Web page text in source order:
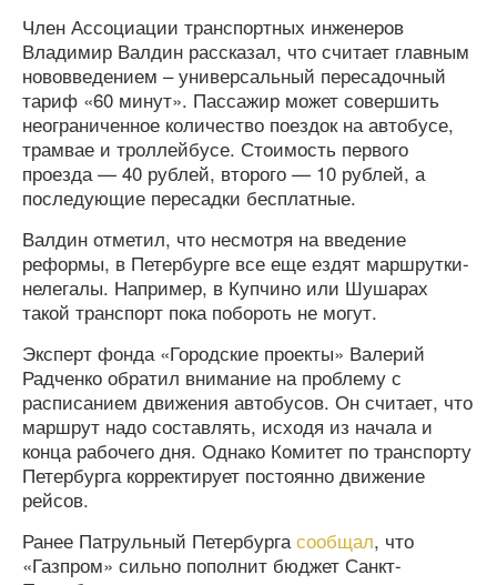
Член Ассоциации транспортных инженеров
Владимир Валдин рассказал, что считает главным
нововведением – универсальный пересадочный
тариф «60 минут». Пассажир может совершить
неограниченное количество поездок на автобусе,
трамвае и троллейбусе. Стоимость первого
проезда — 40 рублей, второго — 10 рублей, а
последующие пересадки бесплатные.
Валдин отметил, что несмотря на введение
реформы, в Петербурге все еще ездят маршрутки-
нелегалы. Например, в Купчино или Шушарах
такой транспорт пока побороть не могут.
Эксперт фонда «Городские проекты» Валерий
Радченко обратил внимание на проблему с
расписанием движения автобусов. Он считает, что
маршрут надо составлять, исходя из начала и
конца рабочего дня. Однако Комитет по транспорту
Петербурга корректирует постоянно движение
рейсов.
Ранее Патрульный Петербургасообщал, что
«Газпром» сильно пополнит бюджет Санкт-